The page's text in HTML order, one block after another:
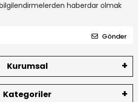
haberdar olmak
Gönder
Kurumsal
Kategoriler